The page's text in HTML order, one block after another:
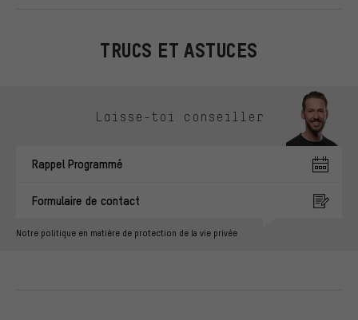
TRUCS ET ASTUCES
Laisse-toi conseiller
Rappel Programmé
Formulaire de contact
Notre politique en matière de protection de la vie privée